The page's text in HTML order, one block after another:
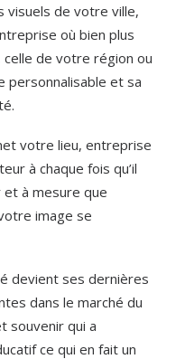
visuels de votre ville,
où bien plus
de votre région ou
personnalisable et sa
votre lieu, entreprise
à chaque fois qu’il
à mesure que
image se
devient ses dernières
dans le marché du
souvenir qui a
ce qui en fait un